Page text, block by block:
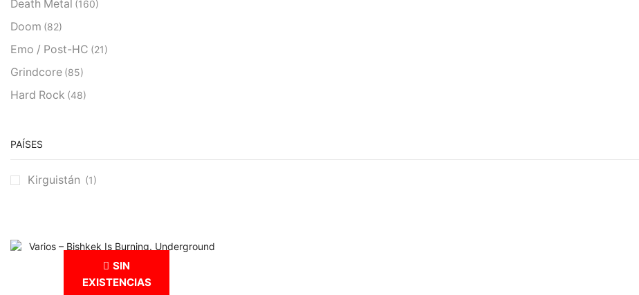
Death Metal (160)
Doom (82)
Emo / Post-HC (21)
Grindcore (85)
Hard Rock (48)
Heavy Metal
Otros(38)
Prog (25)
Stoner (22)
(108)
PAÍSES
Kirguistán (1)
SIN
EXISTENCIAS